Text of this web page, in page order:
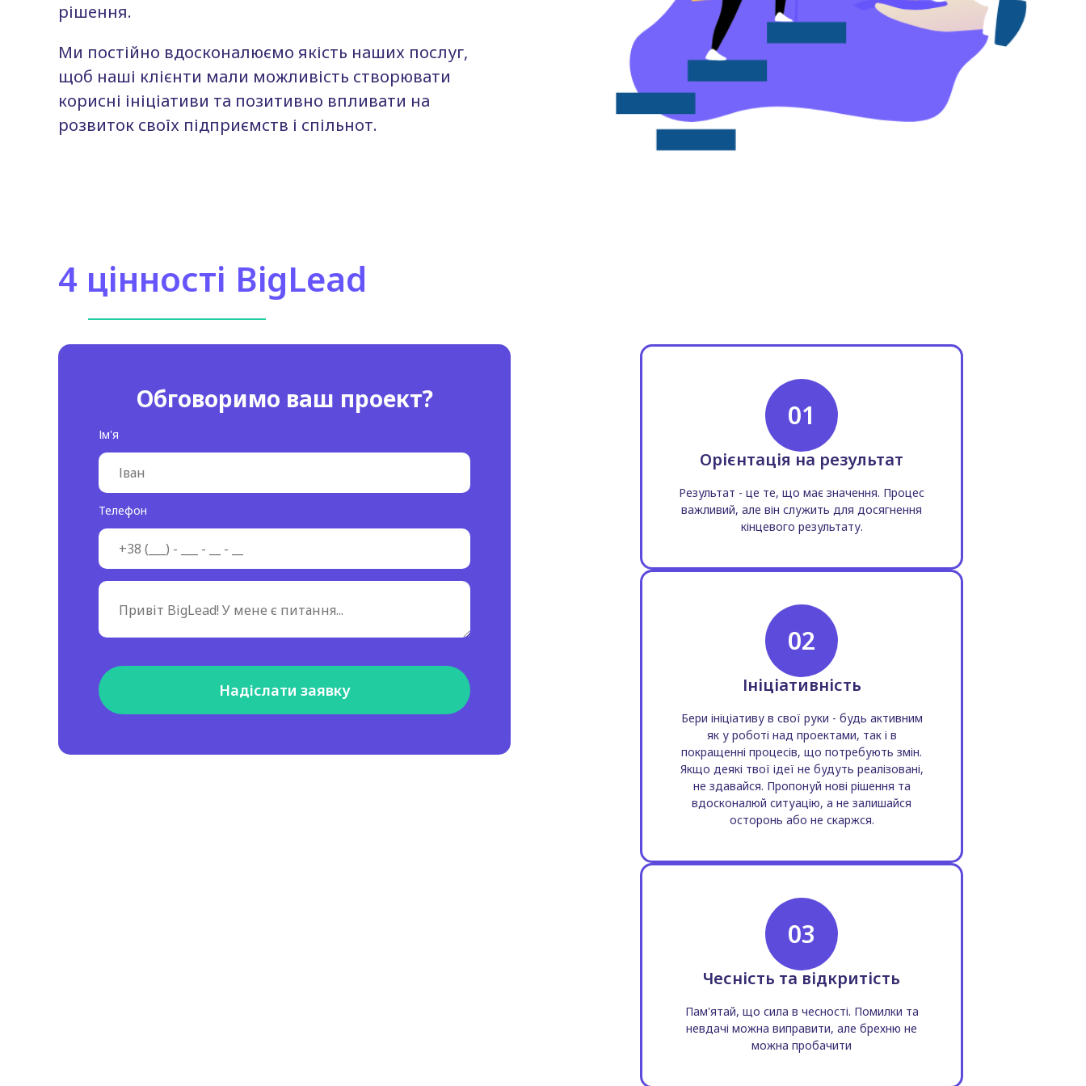
рішення.
Ми постійно вдосконалюємо якість наших послуг,
щоб наші клієнти мали можливість створювати
корисні ініціативи та позитивно впливати на
розвиток своїх підприємств і спільнот.
4 цінності BigLead
Обговоримо ваш проект?
Ім'я
Телефон
Надіслати заявку
01
Орієнтація на результат
Результат - це те, що має значення. Процес
важливий, але він служить для досягнення
кінцевого результату.
02
Ініціативність
Бери ініціативу в свої руки - будь активним
як у роботі над проектами, так і в
покращенні процесів, що потребують змін.
Якщо деякі твої ідеї не будуть реалізовані,
не здавайся. Пропонуй нові рішення та
вдосконалюй ситуацію, а не залишайся
осторонь або не скаржся.
03
Чесність та відкритість
Пам'ятай, що сила в чесності. Помилки та
невдачі можна виправити, але брехню не
можна пробачити